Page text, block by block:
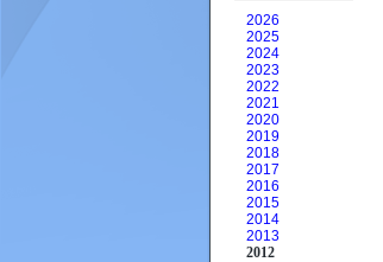
2026
2025
2024
2023
2022
2021
2020
2019
2018
2017
2016
2015
2014
2013
2012